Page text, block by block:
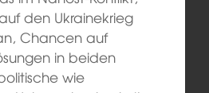
den Ukrainekrieg
Chancen auf
in beiden
wie